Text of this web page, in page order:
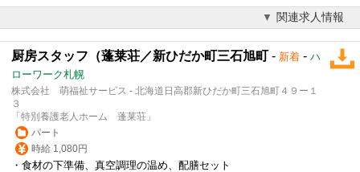
関連求人情報
厨房スタッフ（蓬莱荘／新ひだか町三石旭町- 新着 - ハ
ローワーク札幌
株式会社 萌福祉サービス - 北海道日高郡新ひだか町三石旭町４９ー１
３
「特別養護老人ホーム 蓬莱荘」
パート
時給 1,080円
・食材の下準備、真空調理の温め、配膳セット